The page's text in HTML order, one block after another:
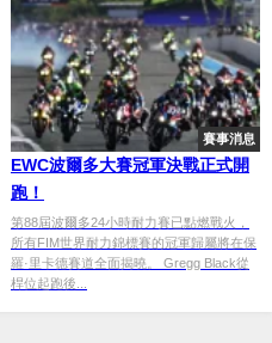
賽事消息
EWC波爾多大賽冠軍決戰正式開
跑！
第88屆波爾多24小時耐力賽已點燃戰火，
所有FIM世界耐力錦標賽的冠軍歸屬將在保
羅·里卡德賽道全面揭曉。 Gregg Black從
桿位起跑後...